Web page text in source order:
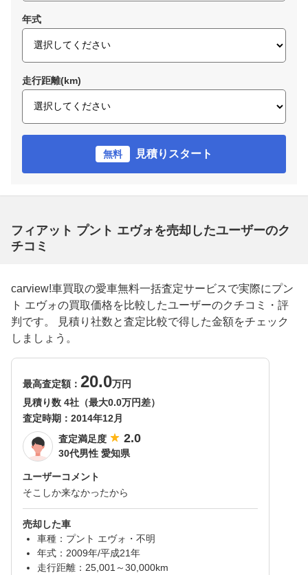
年式
走行距離(km)
無料 見積りスタート
フィアット プント エヴォを売却したユーザーのク
チコミ
carview!車買取の愛車無料一括査定サービスで実際にプン
ト エヴォの買取価格を比較したユーザーのクチコミ・評
判です。 見積り社数と査定比較で得した金額をチェック
しましょう。
最高査定額： 20.0万円
見積り数 4社（最大0.0万円差）
査定時期： 2014年12月
査定満足度
2.0
30代男性 愛知県
ユーザーコメント
そこしか来なかったから
売却した車
車種：プント エヴォ・不明
年式：2009年/平成21年
走行距離：25,001～30,000km